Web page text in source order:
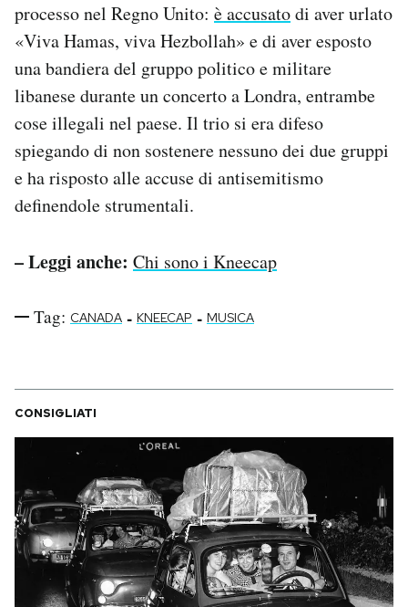
processo nel Regno Unito: è accusatodi aver urlato
«Viva Hamas, viva Hezbollah» e di aver esposto
una bandiera del gruppo politico e militare
libanese durante un concerto a Londra, entrambe
cose illegali nel paese. Il trio si era difeso
spiegando di non sostenere nessuno dei due gruppi
e ha risposto alle accuse di antisemitismo
definendole strumentali.
– Leggi anche: Chi sono i Kneecap
Tag: CANADA - KNEECAP - MUSICA
CONSIGLIATI